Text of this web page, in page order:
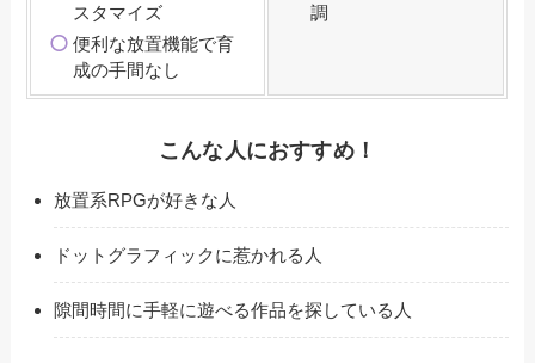
スタマイズ
便利な放置機能で育
成の手間なし
調
こんな人におすすめ！
放置系RPGが好きな人
ドットグラフィックに惹かれる人
隙間時間に手軽に遊べる作品を探している人